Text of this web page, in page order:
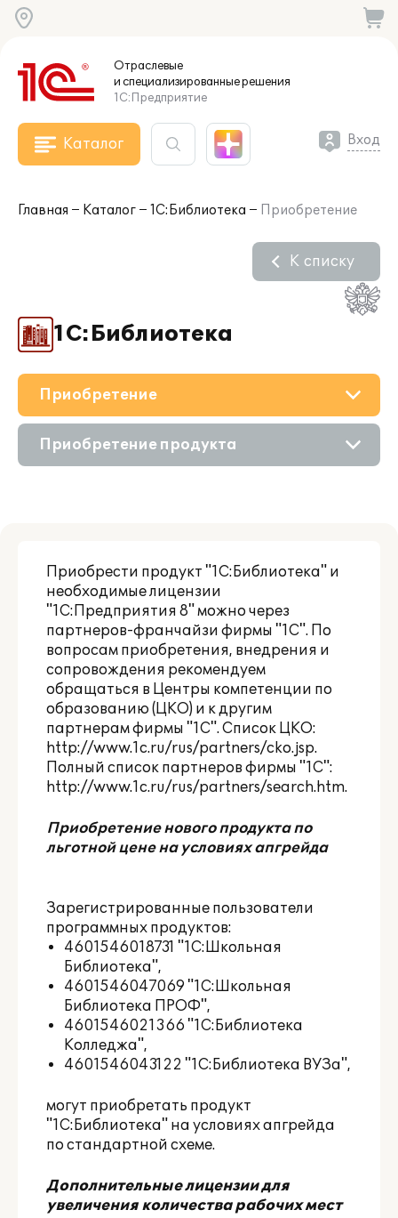
Отраслевые
и специализированныерешения
1С:Предприятие
Каталог Вход
Главная Каталог 1С:Библиотека Приобретение
1С:Библиотека
К списку
О решении
Приобретение
Партнерам
Приобретение продукта
Приобрести продукт "1С:Библиотека" и
необходимые лицензии
"1С:Предприятия 8" можно через
партнеров-франчайзи фирмы "1С". По
вопросам приобретения, внедрения и
сопровождения рекомендуем
обращаться в Центры компетенции по
образованию (ЦКО) и к другим
партнерам фирмы "1С". Список ЦКО:
http://www.1c.ru/rus/partners/cko.jsp.
Полный список партнеров фирмы "1С":
http://www.1c.ru/rus/partners/search.htm.
Приобретение нового продукта по
льготной цене на условиях апгрейда
Зарегистрированные пользователи
программных продуктов:
4601546018731 "1С:Школьная
Библиотека",
4601546047069 "1С:Школьная
Библиотека ПРОФ",
4601546021366 "1С:Библиотека
Колледжа",
4601546043122 "1С:Библиотека ВУЗа",
могут приобретать продукт
"1С:Библиотека" на условиях апгрейда
по стандартной схеме.
Дополнительные лицензии для
увеличения количества рабочих мест